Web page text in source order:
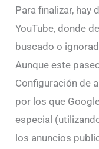
Para finalizar, hay
YouTube, donde
buscado o
Aunque este
Configuración de
por los que
especial
los anuncios